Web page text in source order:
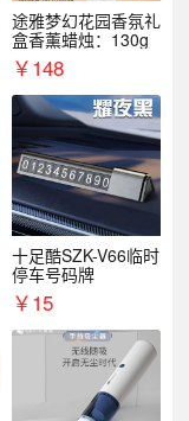
途雅梦幻花园香氛礼
盒香薰蜡烛：130g
￥148
十足酷SZK-V66临时
停车号码牌
￥15